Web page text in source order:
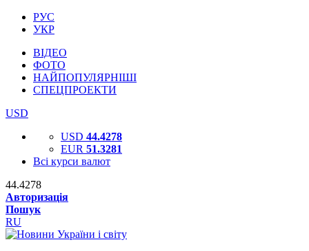
РУС
УКР
ВІДЕО
ФОТО
НАЙПОПУЛЯРНІШІ
СПЕЦПРОЕКТИ
USD
USD 44.4278
EUR 51.3281
Всі курси валют
44.4278
Авторизація
Пошук
RU